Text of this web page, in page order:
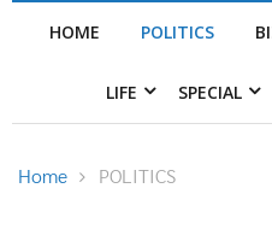
HOME POLITICS
LIFE SPECIAL
Home POLITICS